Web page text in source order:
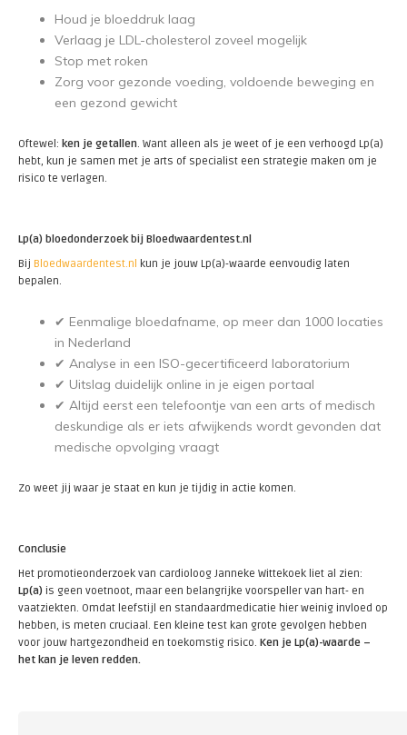
Houd je bloeddruk laag
Verlaag je LDL-cholesterol zoveel mogelijk
Stop met roken
Zorg voor gezonde voeding, voldoende beweging en
een gezond gewicht
Oftewel: ken je getallen. Want alleen als je weet of je een verhoogd Lp(a)
hebt, kun je samen met je arts of specialist een strategie maken om je
risico te verlagen.
Lp(a) bloedonderzoek bij Bloedwaardentest.nl
Bij Bloedwaardentest.nl kun je jouw Lp(a)-waarde eenvoudig laten
bepalen.
✔ Eenmalige bloedafname, op meer dan 1000 locaties
in Nederland
✔ Analyse in een ISO-gecertificeerd laboratorium
✔ Uitslag duidelijk online in je eigen portaal
✔ Altijd eerst een telefoontje van een arts of medisch
deskundige als er iets afwijkends wordt gevonden dat
medische opvolging vraagt
Zo weet jij waar je staat en kun je tijdig in actie komen.
Conclusie
Het promotieonderzoek van cardioloog Janneke Wittekoek liet al zien:
Lp(a) is geen voetnoot, maar een belangrijke voorspeller van hart- en
vaatziekten. Omdat leefstijl en standaardmedicatie hier weinig invloed op
hebben, is meten cruciaal. Een kleine test kan grote gevolgen hebben
voor jouw hartgezondheid en toekomstig risico. Ken je Lp(a)-waarde –
het kan je leven redden.